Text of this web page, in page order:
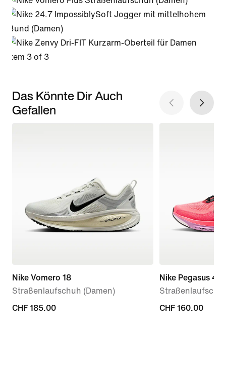
Item 3 of 3
Das Könnte Dir Auch
Gefallen
Nike Vomero 18
Straßenlaufschuh (Damen)
CHF 185.00
CHF 185.00
Nike Pegasus 42
CHF 160.00
CHF 160.00